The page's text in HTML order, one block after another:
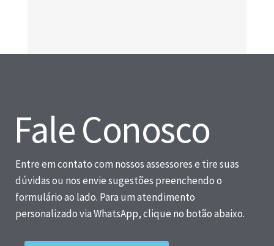
Fale Conosco
Entre em contato com nossos assessores e tire suas
dúvidas ou nos envie sugestões preenchendo o
formulário ao lado. Para um atendimento
personalizado via WhatsApp, clique no botão abaixo.